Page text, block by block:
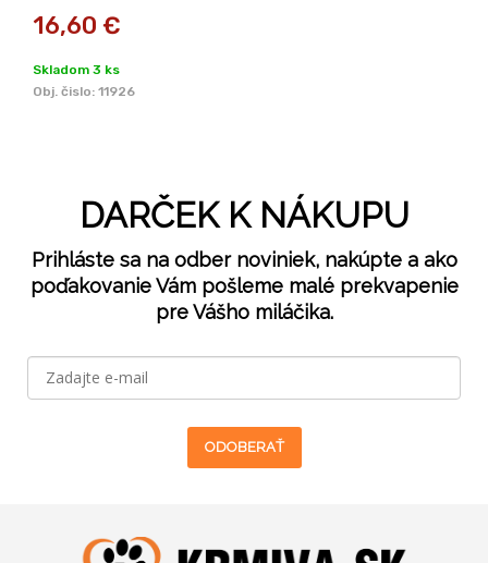
16,60 €
Skladom 3 ks
Obj. čislo: 11926
DARČEK K NÁKUPU
Prihláste sa na odber noviniek, nakúpte a ako
poďakovanie Vám pošleme malé prekvapenie
pre Vášho miláčika.
ODOBERAŤ